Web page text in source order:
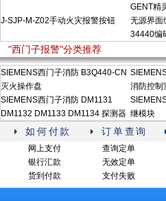
J-SJP-M-Z02手动火灾报警按钮
GENT精
无源界面
34440编
"西门子报警"分类推荐
SIEMENS西门子消防 B3Q440-CN
灭火操作盘
消防控制
SIEMENS西门子消防 DM1131
DM1132 DM1133 DM1134 探测器 继模块
如何付款 订单查询
网上支付
银行汇款
货到付款
查询定单
无效定单
支付失败